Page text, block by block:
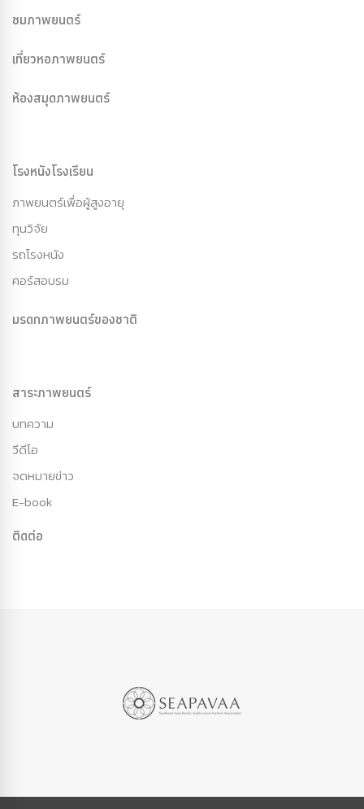
ชมภาพยนตร์
เที่ยวหอภาพยนตร์
ห้องสมุดภาพยนตร์
โรงหนังโรงเรียน
ภาพยนตร์เพื่อผู้สูงอายุ
ทุนวิจัย
รถโรงหนัง
คอร์สอบรม
มรดกภาพยนตร์ของชาติ
สาระภาพยนตร์
บทความ
วีดีโอ
จดหมายข่าว
E-book
ติดต่อ